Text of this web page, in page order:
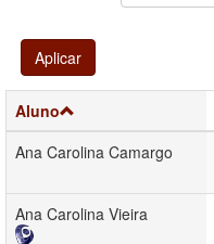
Aplicar
Aluno
Ana Carolina Camargo
Ana Carolina Vieira